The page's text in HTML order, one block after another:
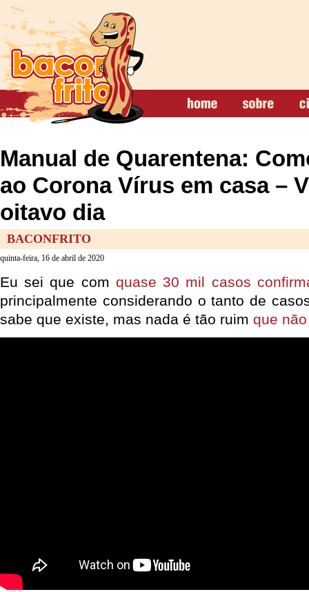
Manual de Quarentena:
ao Corona Vírus em casa –
oitavo dia
BACONFRITO
quinta-feira, 16 de abril de 2020
Eu sei que com quase 30 mil casos
principalmente considerando o tanto de
sabe que existe, mas nada é tão ruim que